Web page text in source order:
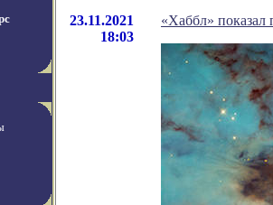
23.11.2021
18:03
«Хаббл»